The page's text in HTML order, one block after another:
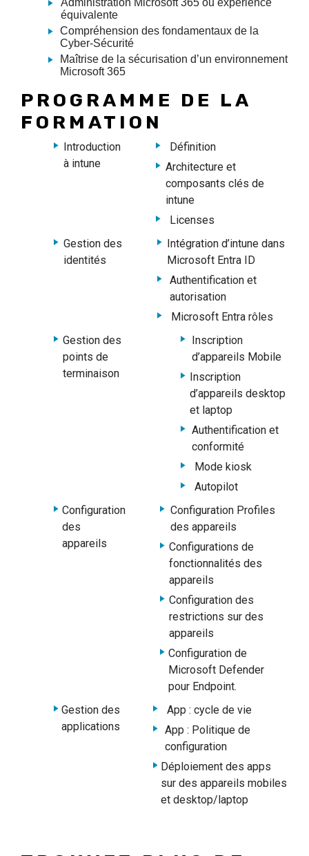
Administration Microsoft 365 ou expérience
équivalente
Compréhension des fondamentaux de la
Cyber-Sécurité
Maîtrise de la sécurisation d’un environnement
Microsoft 365
PROGRAMME DE LA
FORMATION
Introduction
à intune
Définition
Architecture et
composants clés de
intune
Licenses
Gestion des
identités
Intégration d’intune dans
Microsoft Entra ID
Authentification et
autorisation
Microsoft Entra rôles
Gestion des
points de
terminaison
Inscription
d’appareils Mobile
Inscription
d’appareils desktop
et laptop
Authentification et
conformité
Mode kiosk
Autopilot
Configuration
des
appareils
Configuration Profiles
des appareils
Configurations de
fonctionnalités des
appareils
Configuration des
restrictions sur des
appareils
Configuration de
Microsoft Defender
pour Endpoint.
Gestion des
applications
App : cycle de vie
App : Politique de
configuration
Déploiement des apps
sur des appareils mobiles
et desktop/laptop